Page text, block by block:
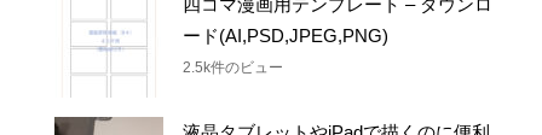
ード(AI,PSD,JPEG,PNG)
2.5k件のビュー